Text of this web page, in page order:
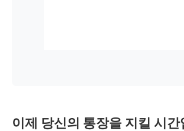
이제 당신의 통장을 지킬 시간